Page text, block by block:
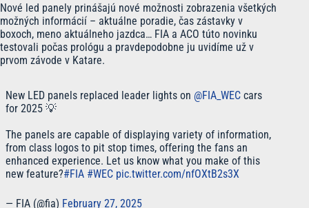
Nové led panely prinášajú nové možnosti zobrazenia všetkých
možných informácií – aktuálne poradie, čas zástavky v
boxoch, meno aktuálneho jazdca… FIA a ACO túto novinku
testovali počas prológu a pravdepodobne ju uvidíme už v
prvom závode v Katare.
New LED panels replaced leader lights on @FIA_WEC cars
for 2025 💡
The panels are capable of displaying variety of information,
from class logos to pit stop times, offering the fans an
enhanced experience. Let us know what you make of this
new feature?#FIA #WEC pic.twitter.com/nfOXtB2s3X
— FIA (@fia) February 27, 2025